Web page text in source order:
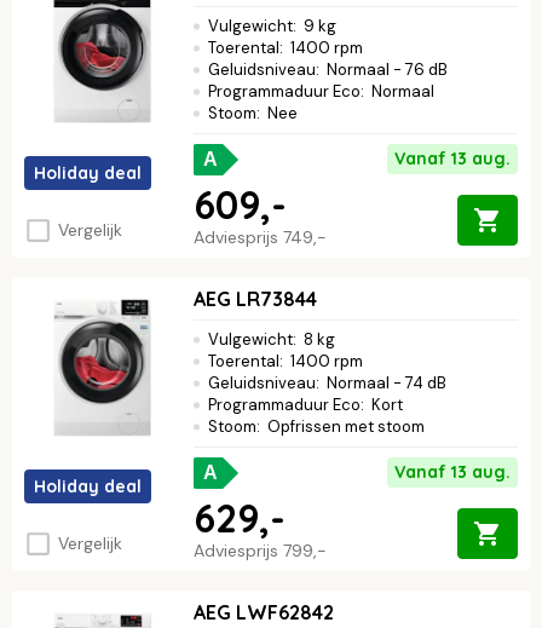
Holiday deal
Vergelijk
Vulgewicht: 9 kg
Toerental: 1400 rpm
Geluidsniveau: Normaal - 76 dB
Programmaduur Eco: Normaal
Stoom: Nee
A Vanaf 13 aug.
Adviesprijs 749,-
609,-
Holiday deal
Vergelijk
AEG LR73844
Vulgewicht: 8 kg
Toerental: 1400 rpm
Geluidsniveau: Normaal - 74 dB
Programmaduur Eco: Kort
Stoom: Opfrissen met stoom
A Vanaf 13 aug.
Adviesprijs 799,-
629,-
AEG LWF62842